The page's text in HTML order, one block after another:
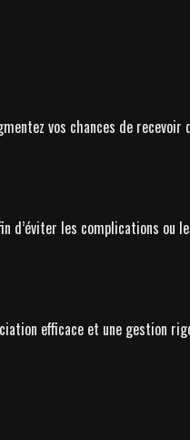
vos chances de
les complications ou
efficace et une gestion